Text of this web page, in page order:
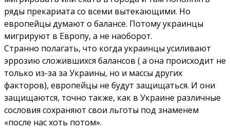
ряды прекариата со всеми вытекающими. Но
европейцы думают о балансе. Потому украинцы
мигрируют в Европу, а не наоборот.
Странно полагать, что когда украинцы усиливают
эррозию сложившихся балансов ( а она происходит не
только из-за за Украины, но и массы других
факторов), европейцы не будут защищаться. И они
защищаются, точно также, как в Украине различные
сословия сохраняют свои льготы под знаменем
«после нас хоть потом».